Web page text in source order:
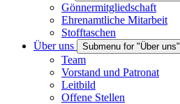
Gönnermitgliedschaft
Ehrenamtliche Mitarbeit
Stofftaschen
Über uns
Submenu for "Über uns"
Team
Vorstand und Patronat
Leitbild
Offene Stellen